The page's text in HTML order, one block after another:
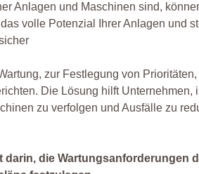
Anlagen und Maschinen sind,
volle Potenzial Ihrer Anlagen und
zur Festlegung von
Die Lösung hilft Unternehmen,
zu verfolgen und Ausfälle zu
die Wartungsanforderungen